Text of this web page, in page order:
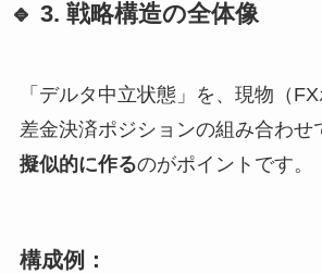
🔹 3. 戦略構造の全体像
「デルタ中立状態」を、現物（
差金決済ポジションの組み合わせ
擬似的に作るのがポイントです。
構成例：